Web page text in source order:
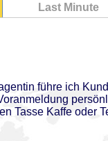
Last Minute
führe ich
Tasse Kaffe oder